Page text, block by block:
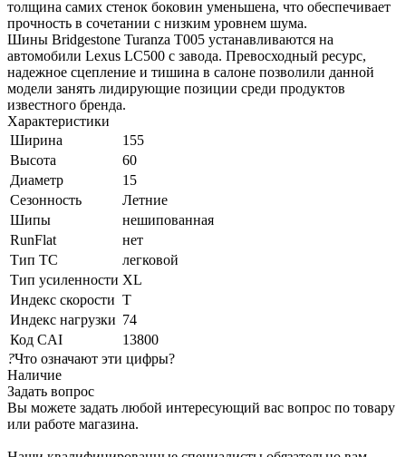
толщина самих стенок боковин уменьшена, что обеспечивает
прочность в сочетании с низким уровнем шума.
Шины Bridgestone Turanza T005 устанавливаются на
автомобили Lexus LC500 с завода. Превосходный ресурс,
надежное сцепление и тишина в салоне позволили данной
модели занять лидирующие позиции среди продуктов
известного бренда.
Характеристики
Ширина
155
Высота
60
Диаметр
15
Сезонность
Летние
Шипы
нешипованная
RunFlat
нет
Тип ТС
легковой
Тип усиленности XL
Индекс скорости T
Индекс нагрузки 74
Код CAI
13800
?Что означают эти цифры?
Наличие
Задать вопрос
Вы можете задать любой интересующий вас вопрос по товару
или работе магазина.